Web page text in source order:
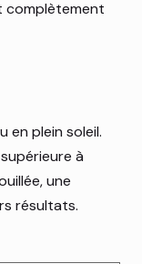
complètement
en plein soleil.
à
une
résultats.